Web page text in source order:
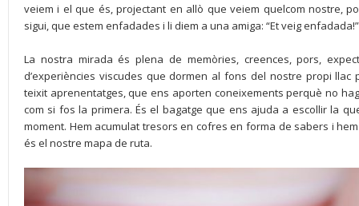
veiem i el que és, projectant en allò que veiem quelcom nostre,
sigui, que estem enfadades i li diem a una amiga: “Et veig
La nostra mirada és plena de memòries, creences, pors,
d’experiències viscudes que dormen al fons del nostre propi
teixit aprenentatges, que ens aporten coneixements perquè no
com si fos la primera. És el bagatge que ens ajuda a escollir la
moment. Hem acumulat tresors en cofres en forma de sabers i
és el nostre mapa de ruta.